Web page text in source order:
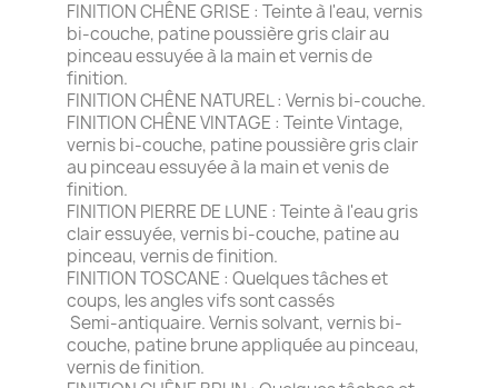
FINITION CHÊNE GRISE : Teinte à l'eau, vernis
bi-couche, patine poussière gris clair au
pinceau essuyée à la main et vernis de
finition.
FINITION CHÊNE NATUREL : Vernis bi-couche.
FINITION CHÊNE VINTAGE : Teinte Vintage,
vernis bi-couche, patine poussière gris clair
au pinceau essuyée à la main et venis de
finition.
FINITION PIERRE DE LUNE : Teinte à l'eau gris
clair essuyée, vernis bi-couche, patine au
pinceau, vernis de finition.
FINITION TOSCANE : Quelques tâches et
coups, les angles vifs sont cassés
Semi-antiquaire. Vernis solvant, vernis bi-
couche, patine brune appliquée au pinceau,
vernis de finition.